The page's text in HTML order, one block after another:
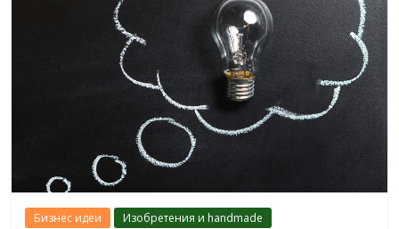
Бизнес идеи Изобретения и handmade